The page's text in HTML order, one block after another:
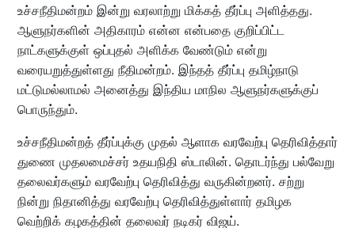
உச்சநீதிமன்றம் இன்று வரலாற்று மிக்கத் தீர்ப்பு அளித்தது.
ஆளுநர்களின் அதிகாரம் என்ன என்பதை குறிப்பிட்ட
நாட்களுக்குள் ஒப்புதல் அளிக்க வேண்டும் என்று
வரையறுத்துள்ளது நீதிமன்றம். இந்தத் தீர்ப்பு தமிழ்நாடு
மட்டுமல்லாமல் அனைத்து இந்திய மாநில ஆளுநர்களுக்குப்
பொருந்தும்.
உச்சநீதிமன்றத் தீர்ப்புக்கு முதல் ஆளாக வரவேற்பு தெரிவித்தார்
துணை முதலமைச்சர் உதயநிதி ஸ்டாலின். தொடர்ந்து பல்வேறு
தலைவர்களும் வரவேற்பு தெரிவித்து வருகின்றனர். சற்று
நின்று நிதானித்து வரவேற்பு தெரிவித்துள்ளார் தமிழக
வெற்றிக் கழகத்தின் தலைவர் நடிகர் விஜய்.